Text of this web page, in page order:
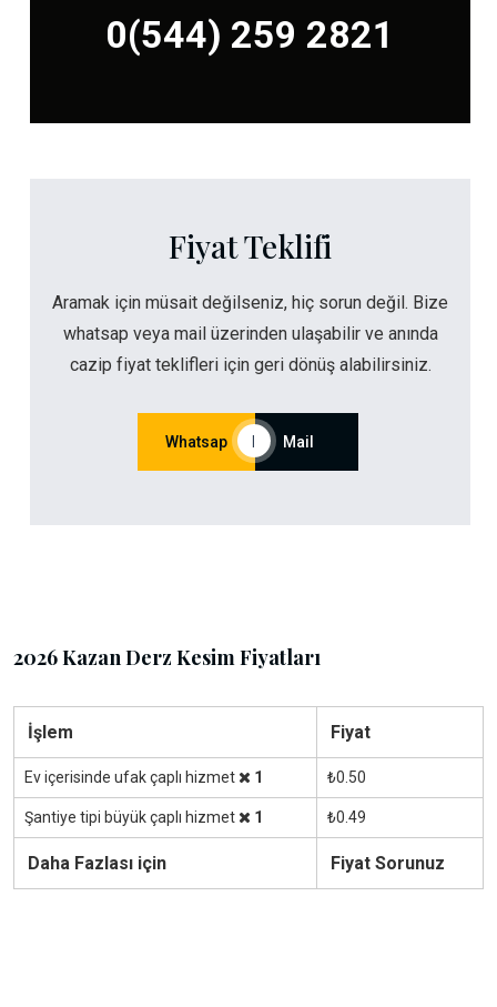
0(544) 259 2821
Fiyat Teklifi
Aramak için müsait değilseniz, hiç sorun değil. Bize
whatsap veya mail üzerinden ulaşabilir ve anında
cazip fiyat teklifleri için geri dönüş alabilirsiniz.
Whatsap Mail
2026 Kazan Derz Kesim Fiyatları
İşlem Fiyat
Ev içerisinde ufak çaplı hizmet 1 ₺0.50
Şantiye tipi büyük çaplı hizmet 1 ₺0.49
Daha Fazlası için Fiyat Sorunuz